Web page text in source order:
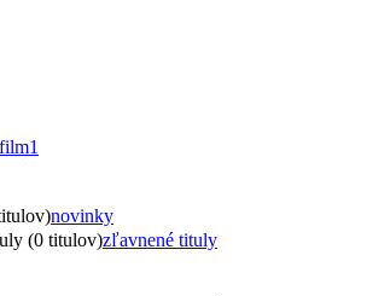
film1
novinky
(0 titulov)zľavnené tituly